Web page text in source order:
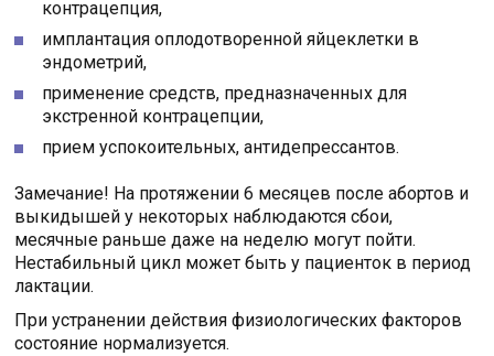
контрацепция,
имплантация оплодотворенной яйцеклетки в
эндометрий,
применение средств, предназначенных для
экстренной контрацепции,
прием успокоительных, антидепрессантов.
Замечание! На протяжении 6 месяцев после абортов и
выкидышей у некоторых наблюдаются сбои,
месячные раньше даже на неделю могут пойти.
Нестабильный цикл может быть у пациенток в период
лактации.
При устранении действия физиологических факторов
состояние нормализуется.